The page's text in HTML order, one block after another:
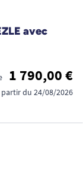
avec
1 790,00 €
partir du 24/08/2026